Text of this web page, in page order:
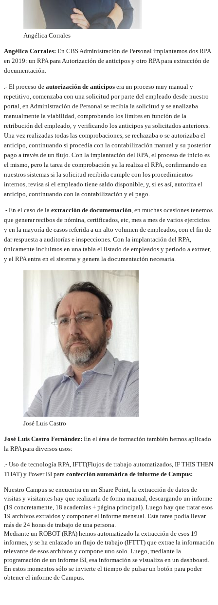
Angélica Corrales
Angélica Corrales: En CBS Administración de Personal implantamos dos RPA
en 2019: un RPA para Autorización de anticipos y otro RPA para extracción de
documentación:
.- El proceso de autorización de anticipos era un proceso muy manual y
repetitivo, comenzaba con una solicitud por parte del empleado desde nuestro
portal, en Administración de Personal se recibía la solicitud y se analizaba
manualmente la viabilidad, comprobando los límites en función de la
retribución del empleado, y verificando los anticipos ya solicitados anteriores.
Una vez realizadas todas las comprobaciones, se rechazaba o se autorizaba el
anticipo, continuando si procedía con la contabilización manual y su posterior
pago a través de un flujo. Con la implantación del RPA, el proceso de inicio es
el mismo, pero la tarea de comprobación ya la realiza el RPA, confirmando en
nuestros sistemas si la solicitud recibida cumple con los procedimientos
internos, revisa si el empleado tiene saldo disponible, y, si es así, autoriza el
anticipo, continuando con la contabilización y el pago.
.- En el caso de la extracción de documentación , en muchas ocasiones tenemos
que generar recibos de nómina, certificados, etc, mes a mes de varios ejercicios
y en la mayoría de casos referida a un alto volumen de empleados, con el fin de
dar respuesta a auditorías e inspecciones. Con la implantación del RPA,
únicamente incluimos en una tabla el listado de empleados y periodo a extraer,
y el RPA entra en el sistema y genera la documentación necesaria.
José Luis Castro
José Luis Castro Fernández: En el área de formación también hemos aplicado
la RPA para diversos usos:
.- Uso de tecnología RPA, IFTT(Flujos de trabajo automatizados, IF THIS THEN
THAT) y Power BI para confección automática de informe de Campus:
Nuestro Campus se encuentra en un Share Point, la extracción de datos de
visitas y visitantes hay que realizarla de forma manual, descargando un informe
(19 concretamente, 18 academias + página principal). Luego hay que tratar esos
19 archivos extraídos y componer el informe mensual. Esta tarea podía llevar
más de 24 horas de trabajo de una persona.
Mediante un ROBOT (RPA) hemos automatizado la extracción de esos 19
informes, y se ha enlazado un flujo de trabajo (IFTTT) que extrae la información
relevante de esos archivos y compone uno solo. Luego, mediante la
programación de un informe BI, esa información se visualiza en un dashboard.
En estos momentos sólo se invierte el tiempo de pulsar un botón para poder
obtener el informe de Campus.